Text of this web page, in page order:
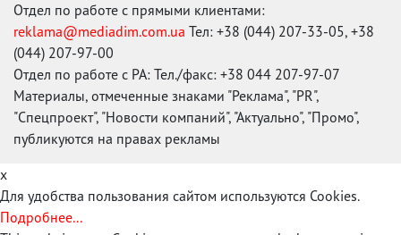
Отдел по работе с прямыми клиентами:
reklama@mediadim.com.ua Тел: +38 (044) 207-33-05, +38
(044) 207-97-00
Отдел по работе с РА: Тел./факс: +38 044 207-97-07
Материалы, отмеченные знаками "Реклама", "PR",
"Спецпроект", "Новости компаний", "Актуально", "Промо",
публикуются на правах рекламы
x
Для удобства пользования сайтом используются Cookies.
Подробнее...